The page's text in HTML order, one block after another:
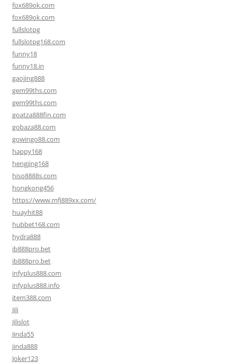
fox689ok.com
fox689ok.com
fullslotpg
fullslotpg168.com
funny18
funny18.in
gaojing888
gem99ths.com
gem99ths.com
goatza888fin.com
gobaza88.com
gowingo88.com
happy168
hengjing168
hiso8888s.com
hongkong456
https://www.mfj889xx.com/
huayhit88
hubbet168.com
hydra888
ib888pro.bet
ib888pro.bet
infyplus888.com
infyplus888.info
item388.com
Jili
Jilislot
Jinda55
jinda888
Joker123